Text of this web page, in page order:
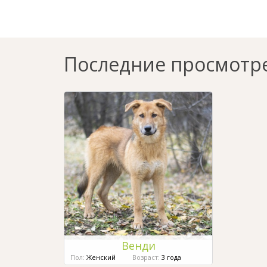
Последние
Венди
Пол: Женский Возраст: 3 года